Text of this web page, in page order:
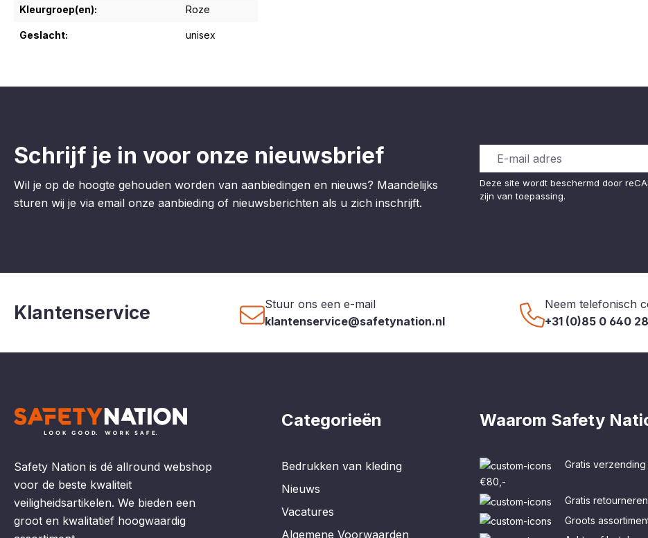
Kleurgroep(en): Roze
Geslacht: unisex
Schrijf je in voor onze nieuwsbrief
Wil je op de hoogte gehouden worden van aanbiedingen en nieuws? Maandelijks
sturen wij je via email onze aanbieding of nieuwsberichten als u zich inschrijft.
Deze site wordt beschermd door
zijn van toepassing.
Klantenservice
Stuur ons een e-mail
klantenservice@safetynation.nl
Neem telefonisch
+31 (0)85 0 640
Safety Nation is dé allround webshop
voor de beste kwaliteit
veiligheidsartikelen. We bieden een
groot en kwalitatief hoogwaardig
Waarom Safety
Gratis
€80,-
Gratis retourneren
Groots
Categorieën
Bedrukken van kleding
Nieuws
Vacatures
Algemene Voorwaarden